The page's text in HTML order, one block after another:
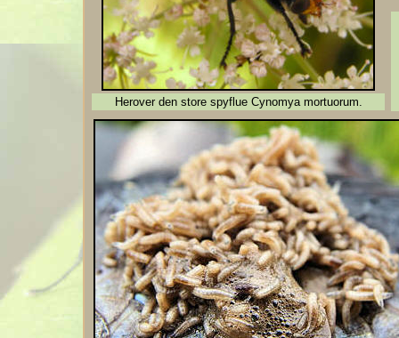
Herover den store spyflue Cynomya mortuorum.